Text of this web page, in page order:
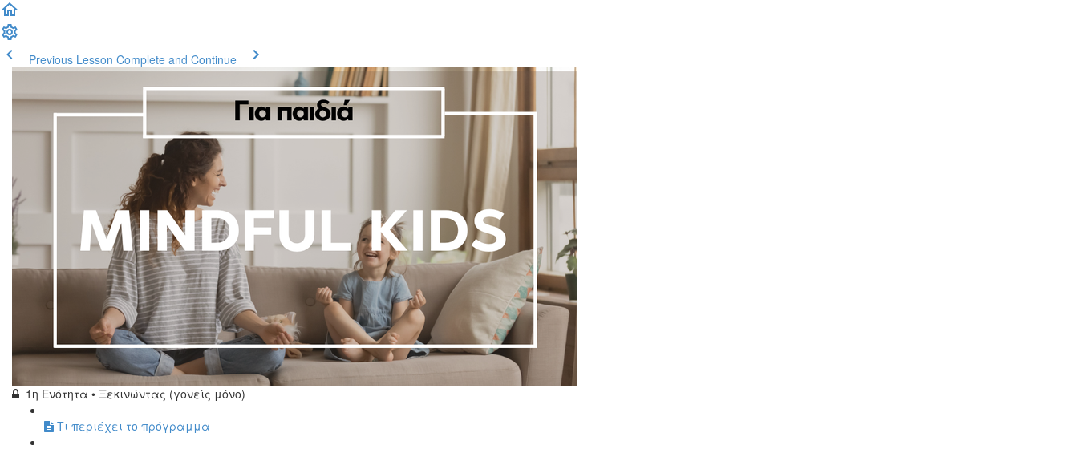
Previous Lesson Complete and Continue
1η Ενότητα • Ξεκινώντας (γονείς μόνο)
Τι περιέχει το πρόγραμμα